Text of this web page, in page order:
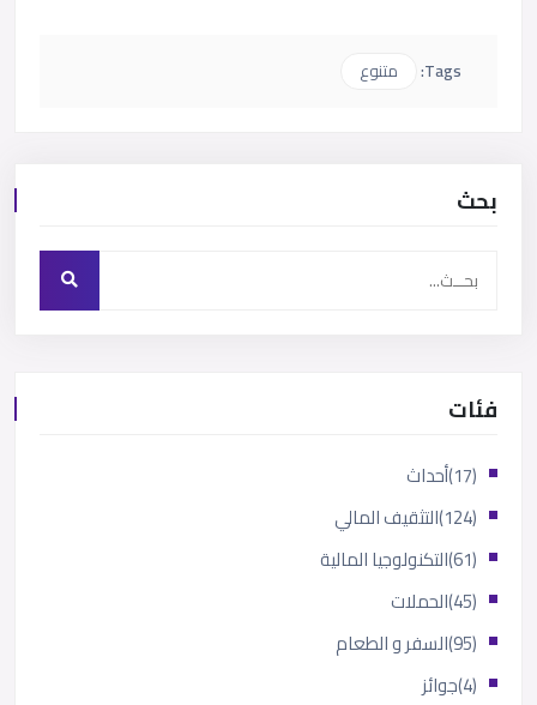
Tags: متنوع
بحث
فئات
أحداث
(17)
التثقيف المالي
(124)
التكنولوجيا المالية
(61)
الحملات
(45)
السفر و الطعام
(95)
جوائز (4)